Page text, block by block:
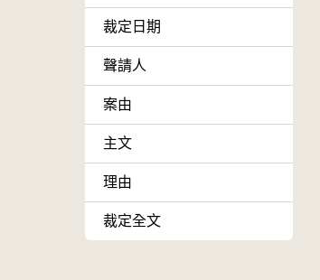
裁定日期
聲請人
案由
主文
理由
裁定全文